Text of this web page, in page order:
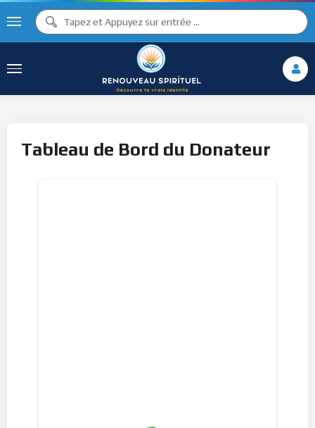
Tableau de Bord du Donateur